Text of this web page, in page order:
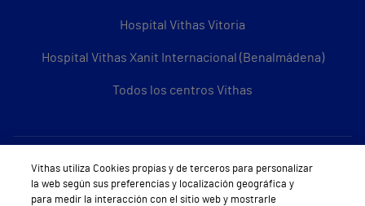
Hospital Vithas Vitoria
Hospital Vithas Xanit Internacional (Benalmádena)
Todos los centros Vithas
Sobre Vithas
Quiénes somos
Vithas utiliza Cookies propias y de terceros para personalizar
la web según sus preferencias y localización geográfica y
para medir la interacción con el sitio web y mostrarle